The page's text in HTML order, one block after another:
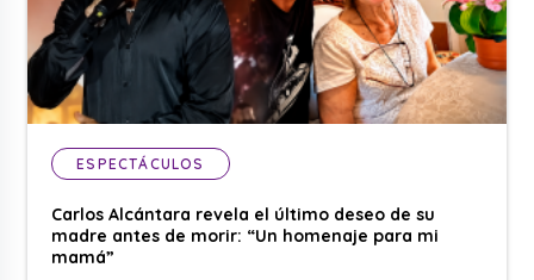
ESPECTÁCULOS
Carlos Alcántara revela el último deseo de su
madre antes de morir: “Un homenaje para mi
mamá”